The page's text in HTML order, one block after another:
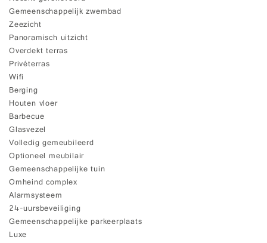
Gemeenschappelijk zwembad
Zeezicht
Panoramisch uitzicht
Overdekt terras
Privéterras
Wifi
Berging
Houten vloer
Barbecue
Glasvezel
Volledig gemeubileerd
Optioneel meubilair
Gemeenschappelijke tuin
Omheind complex
Alarmsysteem
24-uursbeveiliging
Gemeenschappelijke parkeerplaats
Luxe